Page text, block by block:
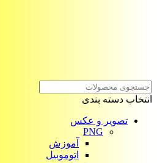
انتخاب دسته بندی
تصویر و عکس
PNG
آموزش
اتوموبیل